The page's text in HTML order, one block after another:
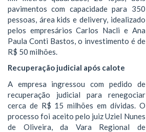
pavimentos com capacidade para 350
pessoas, área kids e delivery, idealizado
pelos empresários Carlos Nacli e Ana
Paula Conti Bastos, o investimento é de
R$ 50 milhões.
Recuperação judicial após calote
A empresa ingressou com pedido de
recuperação judicial para renegociar
cerca de R$ 15 milhões em dívidas. O
processo foi aceito pelo juiz Uziel Nunes
de Oliveira, da Vara Regional de